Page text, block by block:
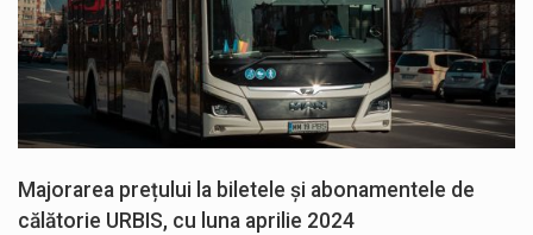
Majorarea prețului la biletele și abonamentele de
călătorie URBIS, cu luna aprilie 2024